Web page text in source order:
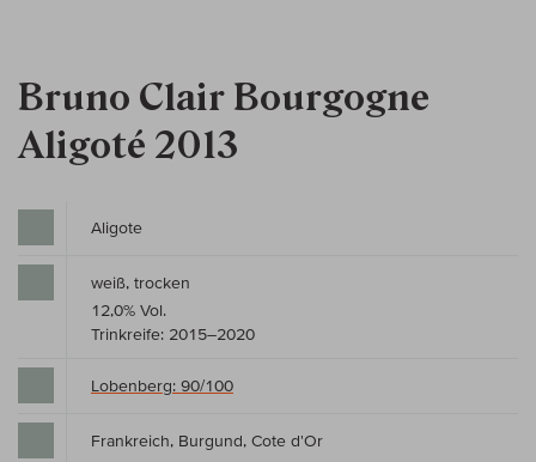
Bruno Clair Bourgogne
Aligoté 2013
Aligote
weiß, trocken
12,0% Vol.
Trinkreife: 2015–2020
Lobenberg: 90/100
Frankreich, Burgund, Cote d'Or